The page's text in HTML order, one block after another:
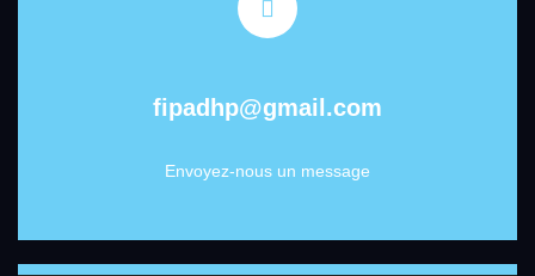
fipadhp@gmail.com
Envoyez-nous un message